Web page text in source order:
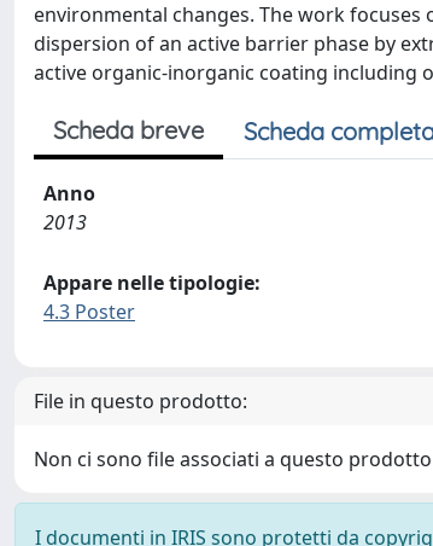
environmental changes. The work
dispersion of an active barrier phase by
active organic-inorganic coating including
Scheda breve Scheda
Anno
2013
Appare nelle tipologie:
4.3 Poster
File in questo prodotto:
Non ci sono file associati a questo
I documenti in IRIS sono protetti da